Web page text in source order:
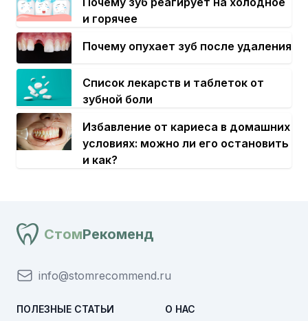
и горячее
Почему опухает зуб после удаления
Список лекарств и таблеток от
зубной боли
Избавление от кариеса в домашних
условиях: можно ли его остановить
и как?
СтомРекоменд
info@stomrecommend.ru
ПОЛЕЗНЫЕ СТАТЬИ О НАС